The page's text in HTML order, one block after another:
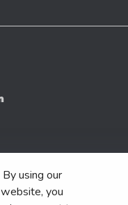
By using our
website, you